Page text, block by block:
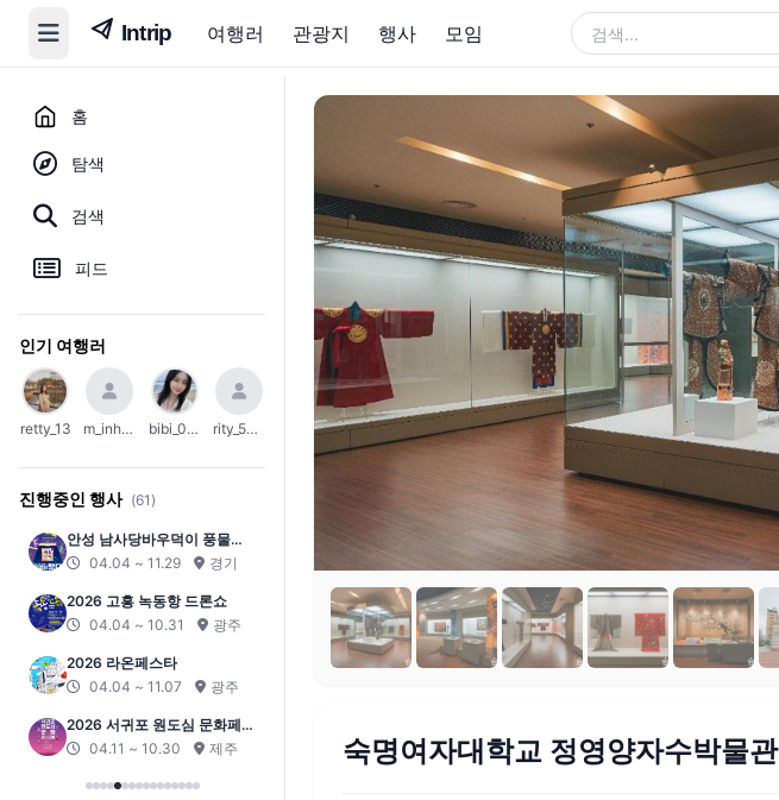
여행러 관광지 행사 모임
홈
탐색
검색
피드
인기 여행러
retty_13 m_inho23 bibi_0203 rity_5004
진행중인 행사 (61)
안성 남사당바우덕이 풍물단
상설 공연 ‘곰뱅이텄다’
04.04 ~ 11.29 경기
2026 고흥 녹동항 드론쇼
04.04 ~ 10.31
광주
2026 라온페스타
04.04 ~ 11.07
광주
2026 서귀포 원도심 문화페스
티벌04.11 ~ 10.30 제주 숙명여자대학교 정영양자수박물관